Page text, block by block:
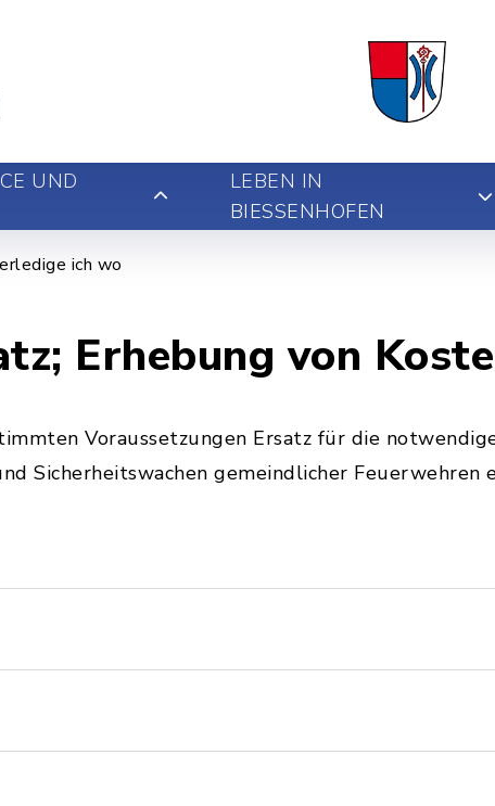
UND
LEBEN IN
BIESSENHOFEN
ich wo
Erhebung von
Voraussetzungen Ersatz für die
Sicherheitswachen gemeindlicher Feuerwehren